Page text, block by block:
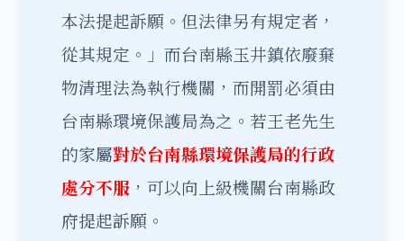
本法提起訴願。但法律另有規定者，
從其規定。」而台南縣玉井鎮依廢棄
物清理法為執行機關，而開罰必須由
台南縣環境保護局為之。若王老先生
的家屬對於台南縣環境保護局的行政
處分不服 ，可以向上級機關台南縣政
府提起訴願。